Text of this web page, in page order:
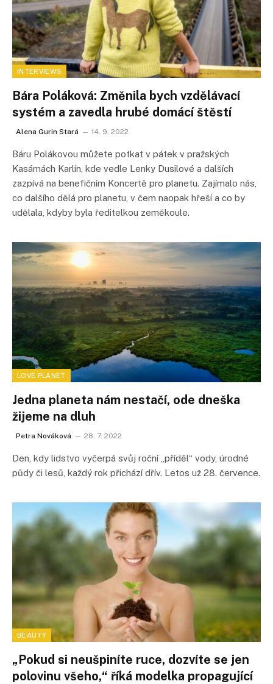
INTERVIEWS
Bára Poláková: Změnila bych vzdělávací
systém a zavedla hrubé domácí štěstí
Alena Gurin Stará 14. 9. 2022
Báru Polákovou můžete potkat v pátek v pražských
Kasárnách Karlín, kde vedle Lenky Dusilové a dalších
zazpívá na benefičním Koncertě pro planetu. Zajímalo nás,
co dalšího dělá pro planetu, v čem naopak hřeší a co by
udělala, kdyby byla ředitelkou zeměkoule.
LOVE PLANET
Jedna planeta nám nestačí, ode dneška
žijeme na dluh
Petra Nováková 28. 7. 2022
Den, kdy lidstvo vyčerpá svůj roční „příděl“ vody, úrodné
půdy či lesů, každý rok přichází dřív. Letos už 28. července.
BEAUTY
„Pokud si neušpiníte ruce, dozvíte se jen
polovinu všeho,“ říká modelka propagující